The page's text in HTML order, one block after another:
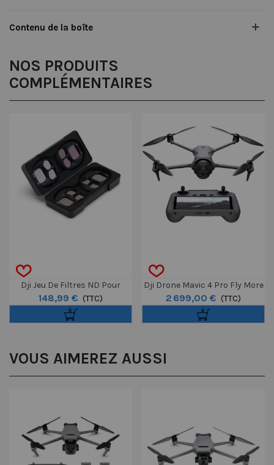
Contenu de la boîte
NOS PRODUITS
COMPLÉMENTAIRES
Dji Jeu De Filtres ND Pour
Mavic 4 Pro
148,99 € (TTC)
Dji Drone Mavic 4 Pro Fly More
Avec Dji RC2
2 699,00 € (TTC)
VOUS AIMEREZ AUSSI